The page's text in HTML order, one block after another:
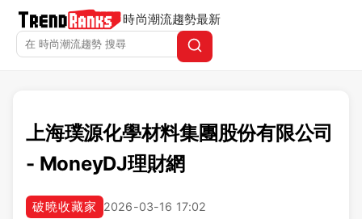
時尚潮流趨勢最新
上海璞源化學材料集團股份有限公司
- MoneyDJ理財網
破曉收藏家 2026-03-16 17:02